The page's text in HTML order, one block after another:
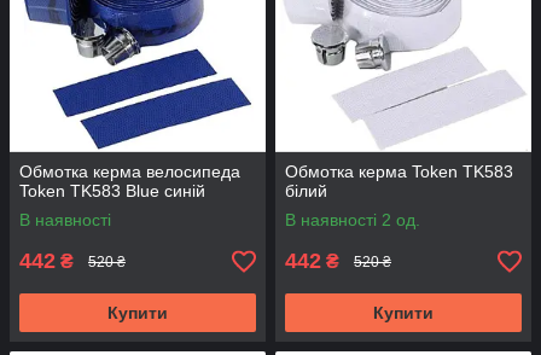
Обмотка керма велосипеда
Token TK583 Blue синій
В наявності
442 ₴ 520 ₴
Купити
Обмотка керма Token TK583
білий
В наявності 2 од.
442 ₴ 520 ₴
Купити